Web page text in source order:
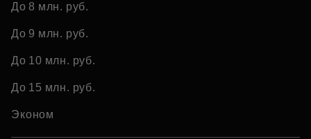
До 8 млн. руб.
До 9 млн. руб.
До 10 млн. руб.
До 15 млн. руб.
Эконом